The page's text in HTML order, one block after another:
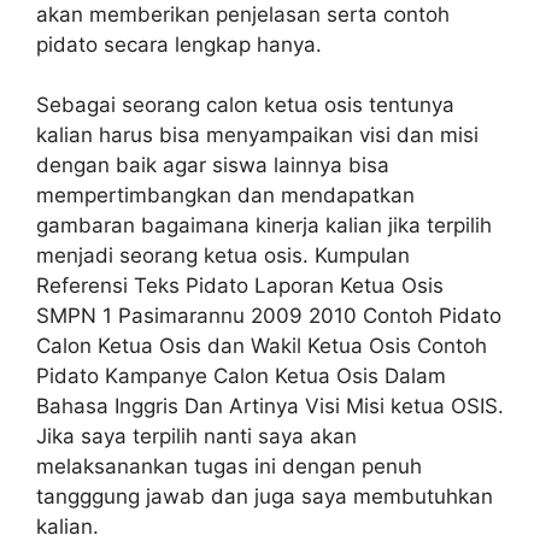
akan memberikan penjelasan serta contoh
pidato secara lengkap hanya.
Sebagai seorang calon ketua osis tentunya
kalian harus bisa menyampaikan visi dan misi
dengan baik agar siswa lainnya bisa
mempertimbangkan dan mendapatkan
gambaran bagaimana kinerja kalian jika terpilih
menjadi seorang ketua osis. Kumpulan
Referensi Teks Pidato Laporan Ketua Osis
SMPN 1 Pasimarannu 2009 2010 Contoh Pidato
Calon Ketua Osis dan Wakil Ketua Osis Contoh
Pidato Kampanye Calon Ketua Osis Dalam
Bahasa Inggris Dan Artinya Visi Misi ketua OSIS.
Jika saya terpilih nanti saya akan
melaksanankan tugas ini dengan penuh
tangggung jawab dan juga saya membutuhkan
kalian.